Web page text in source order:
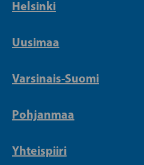
Helsinki
Uusimaa
Varsinais-Suomi
Pohjanmaa
Yhteispiiri